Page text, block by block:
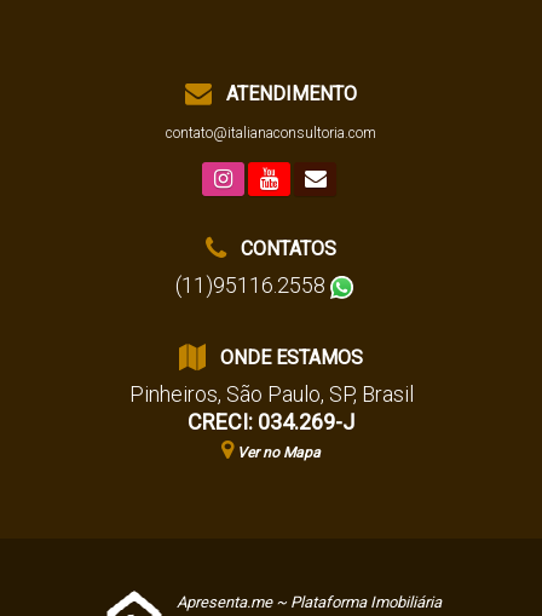
ATENDIMENTO
contato@italianaconsultoria.com
CONTATOS
(11)95116.2558
ONDE ESTAMOS
Pinheiros, São Paulo, SP, Brasil
CRECI: 034.269-J
Ver no Mapa
Apresenta.me ~ Plataforma Imobiliária